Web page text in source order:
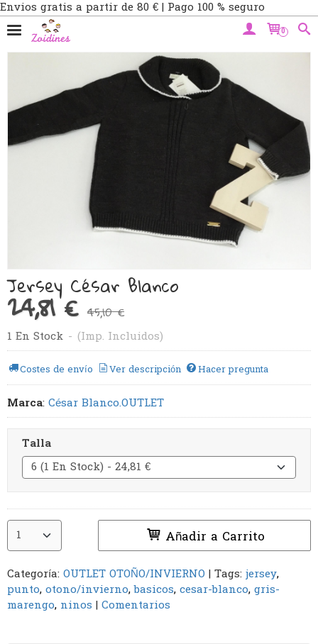
Envios gratis a partir de 80 € | Pago 100 % seguro
0
Jersey César Blanco
24,81 € 45,10 €
1 En Stock - (Imp. Incluidos)
Costes de envío Ver descripción Hacer pregunta
Marca: César Blanco.OUTLET
Talla
Añadir a Carrito
Categoría: OUTLET OTOÑO/INVIERNO | Tags: jersey
punto otono/invierno basicos cesar-blanco gris-
marengo ninos | Comentarios